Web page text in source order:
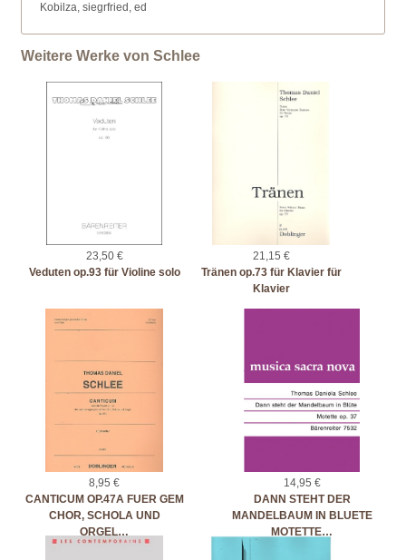
Kobilza, siegrfried, ed
Weitere Werke von Schlee
23,50 €
Veduten op.93 für Violine solo
21,15 €
Tränen op.73 für Klavier für
Klavier
8,95 €
CANTICUM OP.47A FUER GEM
CHOR, SCHOLA UND
ORGEL…
14,95 €
DANN STEHT DER
MANDELBAUM IN BLUETE
MOTETTE…